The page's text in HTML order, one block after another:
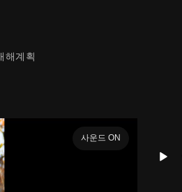
해계획
사운드 ON